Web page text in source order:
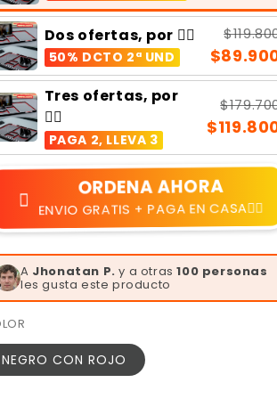
Dos ofertas, por 👉🏻
50% DCTO 2ª UND
Tres ofertas, por
👉🏻
PAGA 2, LLEVA 3
ORDENA AHORA
ENVIO GRATIS + PAGA EN CASA👆🏻
A Jhonatan P. y a otras100 personas
les gusta este producto
NEGRO CON ROJO